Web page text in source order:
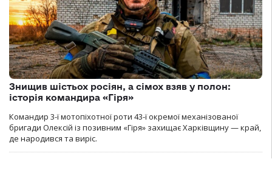
Знищив шістьох росіян, а сімох взяв у полон:
історія командира «Гіря»
Командир 3-ї мотопіхотної роти 43-ї окремої механізованої
бригади Олексій із позивним «Гіря» захищає Харківщину — край,
де народився та виріс.